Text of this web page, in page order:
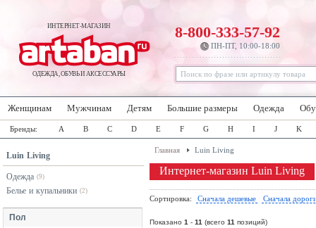
ИНТЕРНЕТ-МАГАЗИН
ОДЕЖДА, ОБУВЬ И АКСЕССУАРЫ
8-800-333-57-92
ПН-ПТ, 10:00-18:00
Женщинам Мужчинам Детям Большие размеры Одежда
Бренды: A B C D E F G H I J K
Luin Living
Одежда (9)
Белье и купальники (2)
Пол
Главная Luin Living
Интернет-магазин Luin Living
Сортировка: Сначала дешевые Сначала
Показано 1 - 11 (всего 11 позиций)